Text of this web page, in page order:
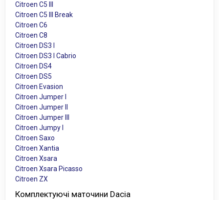
Citroen C5 III
Citroen C5 III Break
Citroen C6
Citroen C8
Citroen DS3 I
Citroen DS3 I Cabrio
Citroen DS4
Citroen DS5
Citroen Evasion
Citroen Jumper I
Citroen Jumper II
Citroen Jumper III
Citroen Jumpy I
Citroen Saxo
Citroen Xantia
Citroen Xsara
Citroen Xsara Picasso
Citroen ZX
Комплектуючі маточини Dacia